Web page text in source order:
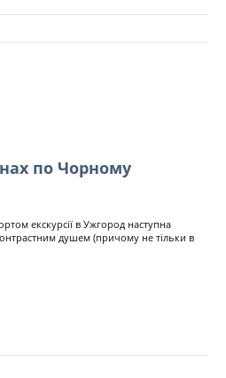
по Чорному
екскурсії в Ужгород наступна
душем (причому не тільки в